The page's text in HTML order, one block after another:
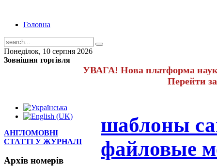
Головна
Понеділок, 10 серпня 2026
Зовнішня торгівля
УВАГА! Нова платформа
Перейти
шаблоны
файловые
АНГЛОМОВНІ
СТАТТІ У ЖУРНАЛІ
Архів номерів